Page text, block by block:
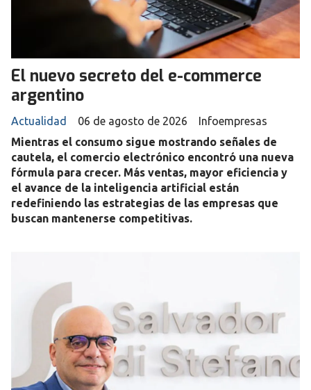
El nuevo secreto del e-commerce
argentino
Infoempresas
Actualidad
06 de agosto de 2026
Mientras el consumo sigue mostrando señales de
cautela, el comercio electrónico encontró una nueva
fórmula para crecer. Más ventas, mayor eficiencia y
el avance de la inteligencia artificial están
redefiniendo las estrategias de las empresas que
buscan mantenerse competitivas.